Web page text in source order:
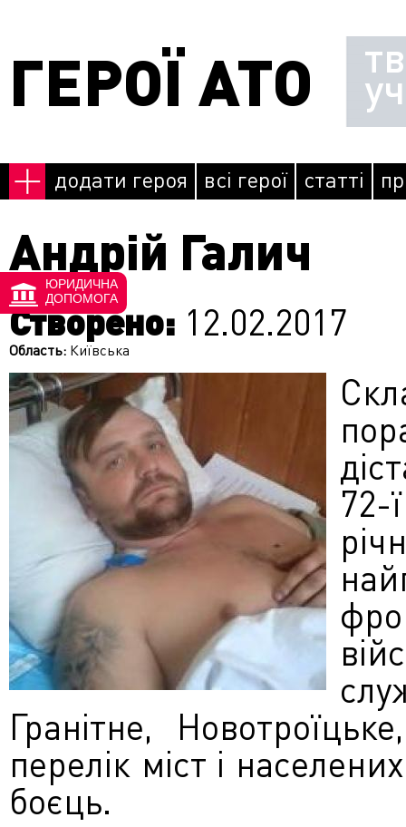
ГЕРОЇ АТО
додати героя всі герої статті
Андрій Галич
Створено: 12.02.2017
Область: Київська
72-
Гранітне,
перелік міст і
боєць.
ЮРИДИЧНА
ДОПОМОГА